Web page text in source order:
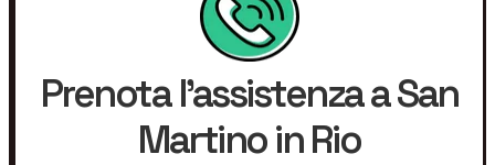
Prenota l'assistenza a San
Martino in Rio